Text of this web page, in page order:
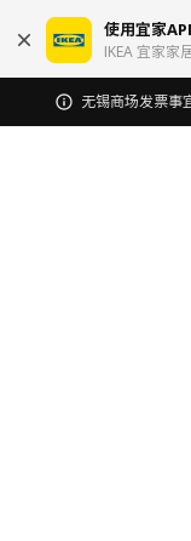
使用宜家
IKEA 宜家家
无锡商场发票事